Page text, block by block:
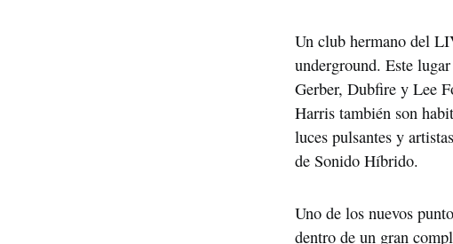
Un club hermano del
underground. Este
Gerber, Dubfire y Lee
Harris también son
luces pulsantes y
de Sonido Híbrido.
Uno de los nuevos
dentro de un gran